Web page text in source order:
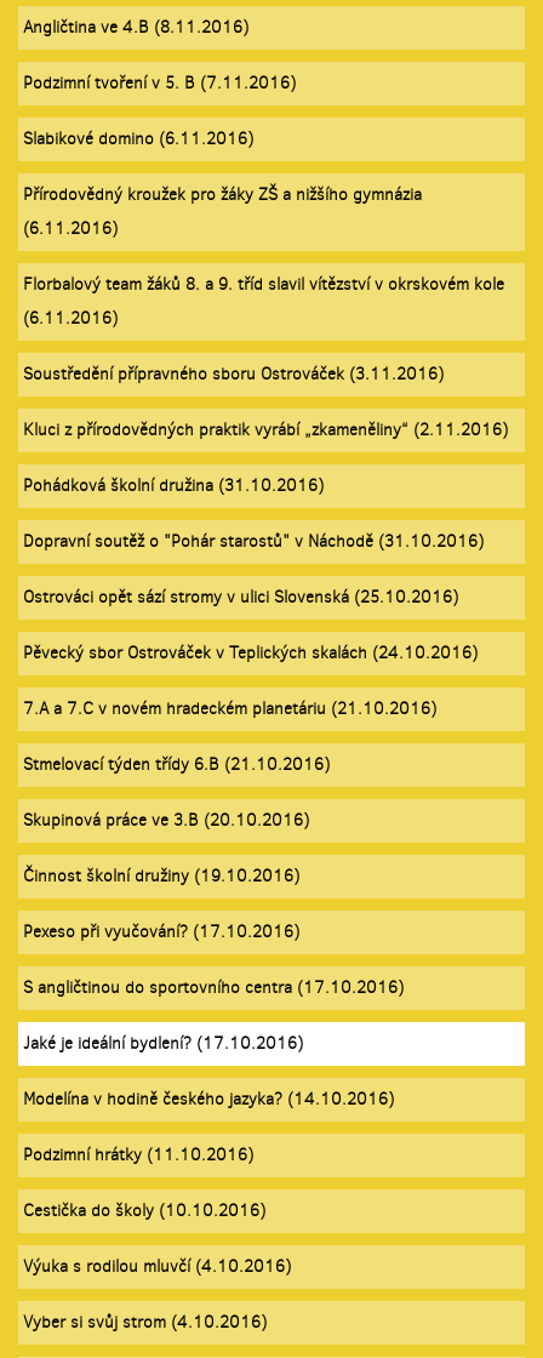
Angličtina ve 4.B (8.11.2016)
Podzimní tvoření v 5. B (7.11.2016)
Slabikové domino (6.11.2016)
Přírodovědný kroužek pro žáky ZŠ a nižšího gymnázia
(6.11.2016)
Florbalový team žáků 8. a 9. tříd slavil vítězství v okrskovém kole
(6.11.2016)
Soustředění přípravného sboru Ostrováček (3.11.2016)
Kluci z přírodovědných praktik vyrábí „zkameněliny“ (2.11.2016)
Pohádková školní družina (31.10.2016)
Dopravní soutěž o "Pohár starostů" v Náchodě (31.10.2016)
Ostrováci opět sází stromy v ulici Slovenská (25.10.2016)
Pěvecký sbor Ostrováček v Teplických skalách (24.10.2016)
7.A a 7.C v novém hradeckém planetáriu (21.10.2016)
Stmelovací týden třídy 6.B (21.10.2016)
Skupinová práce ve 3.B (20.10.2016)
Činnost školní družiny (19.10.2016)
Pexeso při vyučování? (17.10.2016)
S angličtinou do sportovního centra (17.10.2016)
Jaké je ideální bydlení? (17.10.2016)
Modelína v hodině českého jazyka? (14.10.2016)
Podzimní hrátky (11.10.2016)
Cestička do školy (10.10.2016)
Výuka s rodilou mluvčí (4.10.2016)
Vyber si svůj strom (4.10.2016)